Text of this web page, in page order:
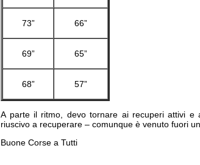
73” 66”
69” 65”
68” 57”
A parte il ritmo, devo tornare ai recuperi attivi
riuscivo a recuperare – comunque è venuto fuori
Buone Corse a Tutti